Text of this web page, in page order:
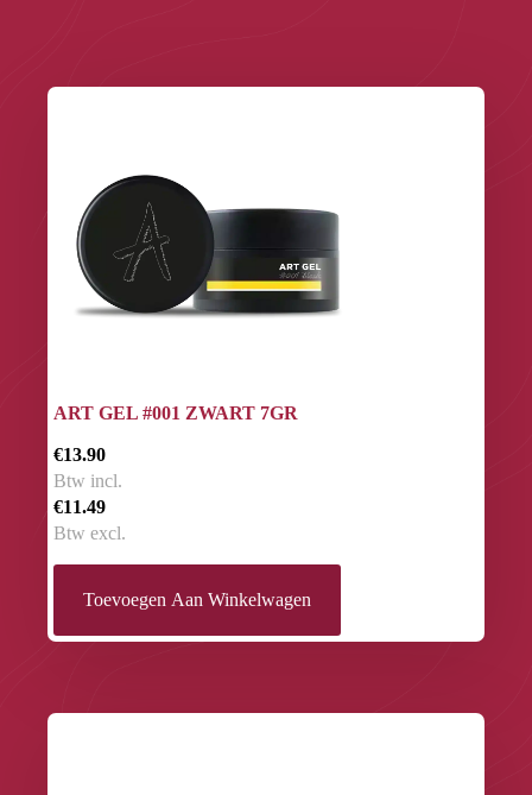
ART GEL #001 ZWART 7GR
€13.90
Btw incl.
€11.49
Btw excl.
Toevoegen Aan Winkelwagen